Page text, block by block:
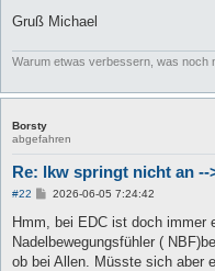
Gruß Michael
Warum etwas verbessern, was noch
Borsty
abgefahren
Re: lkw springt nicht an
#22
B
t
r
a
2026-06-05 7:24:42
Hmm, bei EDC ist doch immer
Nadelbewegungsfühler (
ob bei Allen. Müsste sich aber